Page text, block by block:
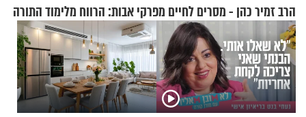
הרב זמיר כהן - מסרים לחיים מפרקי אבות: הרווח מלימוד התורה